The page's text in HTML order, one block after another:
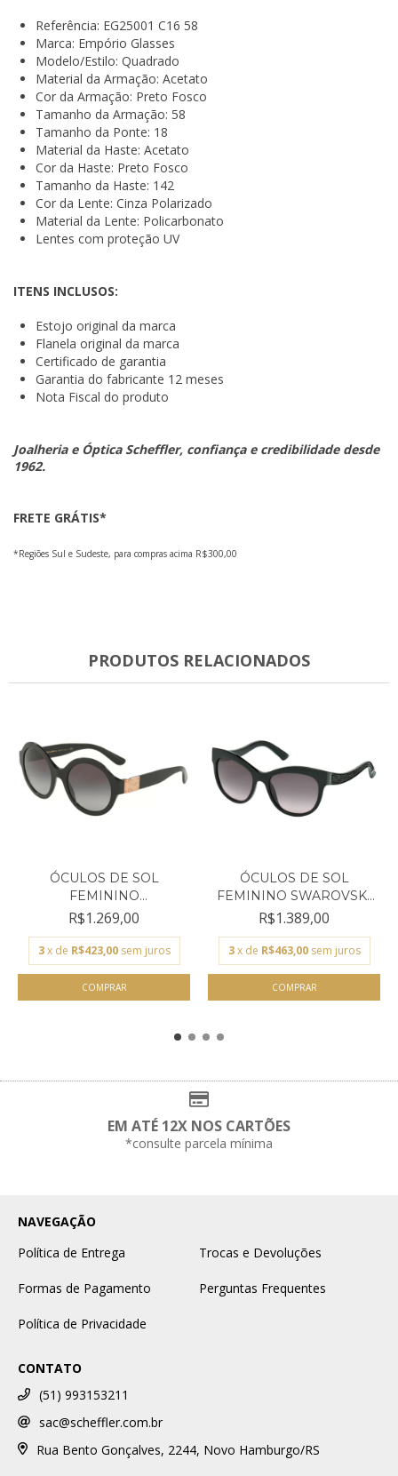
Referência: EG25001 C16 58
Marca: Empório Glasses
Modelo/Estilo: Quadrado
Material da Armação: Acetato
Cor da Armação: Preto Fosco
Tamanho da Armação: 58
Tamanho da Ponte: 18
Material da Haste: Acetato
Cor da Haste: Preto Fosco
Tamanho da Haste: 142
Cor da Lente: Cinza Polarizado
Material da Lente: Policarbonato
Lentes com proteção UV
ITENS INCLUSOS:
Estojo original da marca
Flanela original da marca
Certificado de garantia
Garantia do fabricante 12 meses
Nota Fiscal do produto
Joalheria e Óptica Scheffler, confiança e credibilidade desde
1962.
FRETE GRÁTIS*
*Regiões Sul e Sudeste, para compras acima R$300,00
PRODUTOS RELACIONADOS
ÓCULOS DE SOL
FEMININO
DOLCE&GABBANA...
R$1.269,00
3 x de R$423,00 sem juros
ÓCULOS DE SOL
FEMININO SWAROVSKI
PRETO G...
R$1.389,00
3 x de R$463,00 sem juros
EM ATÉ 12X NOS CARTÕES
*consulte parcela mínima
NAVEGAÇÃO
Política de Entrega
Trocas e Devoluções
Formas de Pagamento Perguntas Frequentes
Política de Privacidade
CONTATO
(51) 993153211
sac@scheffler.com.br
Rua Bento Gonçalves, 2244, Novo Hamburgo/RS